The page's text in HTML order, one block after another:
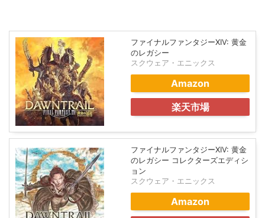
ファイナルファンタジーXIV: 黄金
のレガシー
スクウェア・エニックス
Amazon
楽天市場
ファイナルファンタジーXIV: 黄金
のレガシー コレクターズエディシ
ョン
スクウェア・エニックス
Amazon